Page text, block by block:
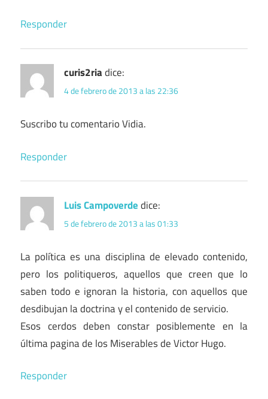
Responder
curis2riadice:
4 de febrero de 2013 a las 22:36
Suscribo tu comentario Vidia.
Responder
Luis Campoverdedice:
5 de febrero de 2013 a las 01:33
La política es una disciplina de elevado contenido,
pero los politiqueros, aquellos que creen que lo
saben todo e ignoran la historia, con aquellos que
desdibujan la doctrina y el contenido de servicio.
Esos cerdos deben constar posiblemente en la
última pagina de los Miserables de Victor Hugo.
Responder